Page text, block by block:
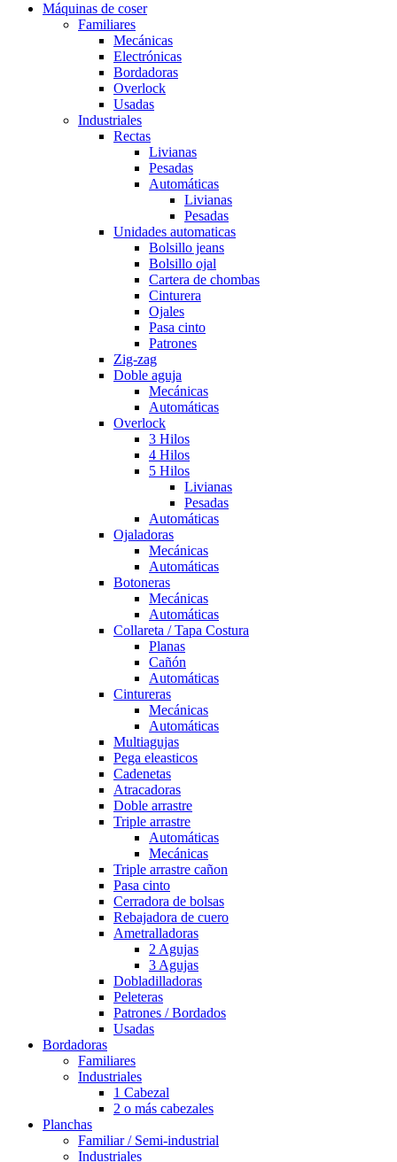
Máquinas de coser
Familiares
Mecánicas
Electrónicas
Bordadoras
Overlock
Usadas
Industriales
Rectas
Livianas
Pesadas
Automáticas
Livianas
Pesadas
Unidades automaticas
Bolsillo jeans
Bolsillo ojal
Cartera de chombas
Cinturera
Ojales
Pasa cinto
Patrones
Zig-zag
Doble aguja
Mecánicas
Automáticas
Overlock
3 Hilos
4 Hilos
5 Hilos
Livianas
Pesadas
Automáticas
Ojaladoras
Mecánicas
Automáticas
Botoneras
Mecánicas
Automáticas
Collareta / Tapa Costura
Planas
Cañón
Automáticas
Cintureras
Mecánicas
Automáticas
Multiagujas
Pega eleasticos
Cadenetas
Atracadoras
Doble arrastre
Triple arrastre
Automáticas
Mecánicas
Triple arrastre cañon
Pasa cinto
Cerradora de bolsas
Rebajadora de cuero
Ametralladoras
2 Agujas
3 Agujas
Dobladilladoras
Peleteras
Patrones / Bordados
Usadas
Bordadoras
Familiares
Industriales
1 Cabezal
2 o más cabezales
Planchas
Familiar / Semi-industrial
Industriales